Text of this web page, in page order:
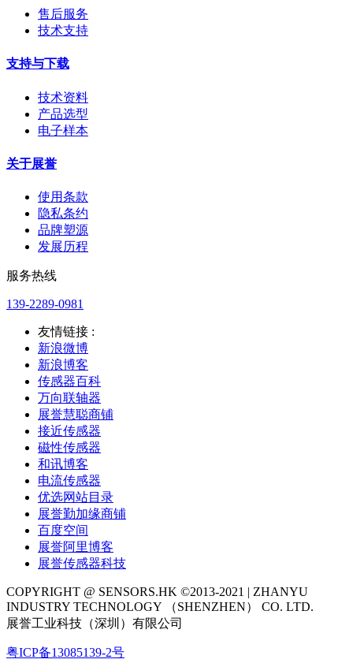
售后服务
技术支持
支持与下载
技术资料
产品选型
电子样本
关于展誉
使用条款
隐私条约
品牌塑源
发展历程
服务热线
139-2289-0981
友情链接 :
新浪微博
新浪博客
传感器百科
万向联轴器
展誉慧聪商铺
接近传感器
磁性传感器
和讯博客
电流传感器
优选网站目录
展誉勤加缘商铺
百度空间
展誉阿里博客
展誉传感器科技
COPYRIGHT @ SENSORS.HK ©2013-2021 | ZHANYU
INDUSTRY TECHNOLOGY （SHENZHEN） CO. LTD.
展誉工业科技（深圳）有限公司
粤ICP备13085139-2号